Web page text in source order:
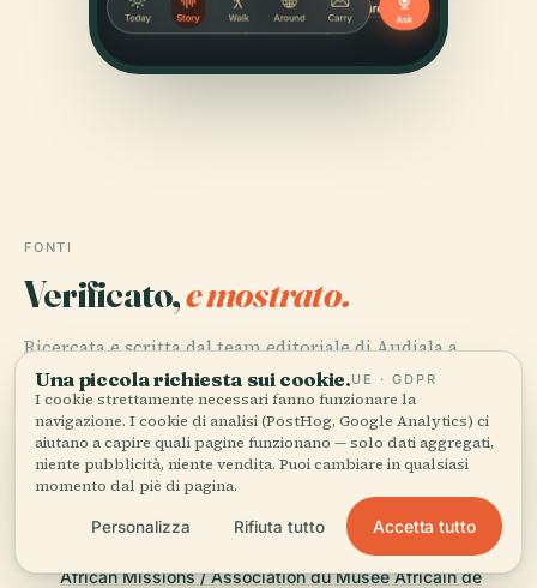
FONTI
Verificato,e mostrato.
Ricercata e scritta dal team editoriale di Audiala a
partire da documenti storici, archivi architettonici e
conoscenza del territorio.
Ultima revisione: April 2026
African Museum of Lyon: History, Visiting Hours,
Tickets, and Cultural Significance, 2025, Society of
African Missions / Association du Musée Africain de
Una piccola richiesta sui cookie.UE · GDPR
I cookie strettamente necessari fanno funzionare la
navigazione. I cookie di analisi (PostHog, Google Analytics) ci
aiutano a capire quali pagine funzionano — solo dati aggregati,
niente pubblicità, niente vendita. Puoi cambiare in qualsiasi
momento dal piè di pagina.
Personalizza Rifiuta tutto Accetta tutto